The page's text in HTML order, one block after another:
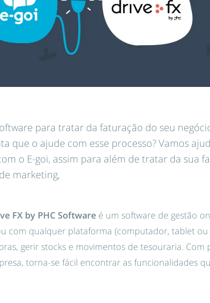
para tratar da faturação do seu
que o ajude com esse processo? Vamos
o E-goi, assim para além de tratar da sua
marketing,
FX by PHC Software é um software de gestão
com qualquer plataforma (computador, tablet
gerir stocks e movimentos de tesouraria. Com
torna-se fácil encontrar as funcionalidades